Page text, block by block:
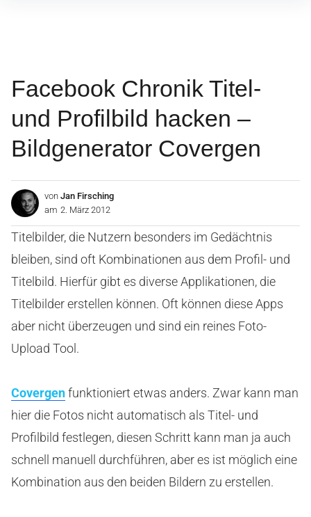
Facebook Chronik Titel-
und Profilbild hacken –
Bildgenerator Covergen
von Jan Firsching
am 2. März 2012
Titelbilder, die Nutzern besonders im Gedächtnis
bleiben, sind oft Kombinationen aus dem Profil- und
Titelbild. Hierfür gibt es diverse Applikationen, die
Titelbilder erstellen können. Oft können diese Apps
aber nicht überzeugen und sind ein reines Foto-
Upload Tool.
Covergenfunktioniert etwas anders. Zwar kann man
hier die Fotos nicht automatisch als Titel- und
Profilbild festlegen, diesen Schritt kann man ja auch
schnell manuell durchführen, aber es ist möglich eine
Kombination aus den beiden Bildern zu erstellen.